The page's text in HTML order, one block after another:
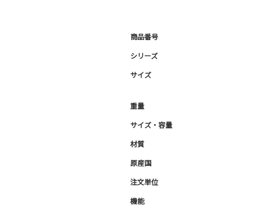
商品番号
シリーズ
サイズ
重量
サイズ・容量
材質
原産国
注文単位
機能